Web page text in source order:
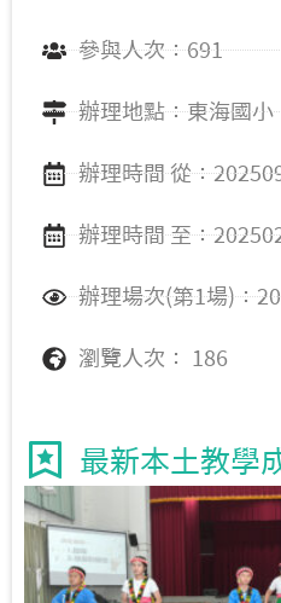
參與人次：691
辦理地點：東海國小
辦理時間 從：
辦理時間 至：
辦理場次(第1場)：
瀏覽人次： 186
最新本土教學